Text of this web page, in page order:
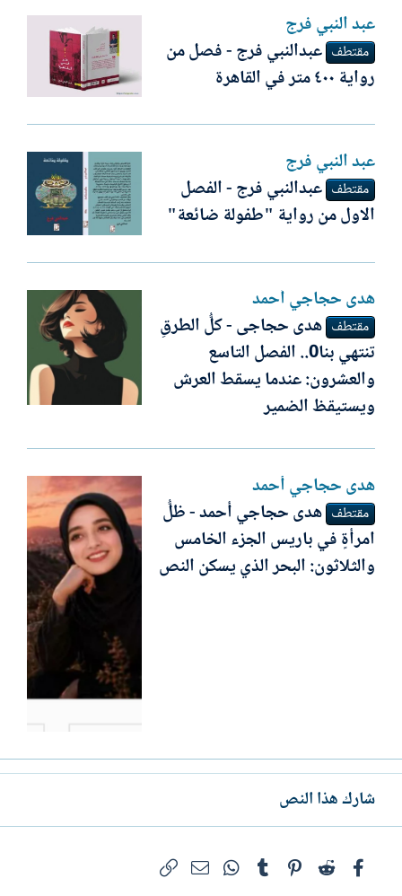
عبد النبي فرج
مقتطف عبدالنبي فرج - فصل من
رواية ٤٠٠ متر في القاهرة
عبد النبي فرج
مقتطف عبدالنبي فرج - الفصل
الاول من رواية "طفولة ضائعة"
ھدى حجاجي أحمد
مقتطف هدى حجاجى - كلُّ الطرقِ
تنتهي بنا0.. الفصل التاسع
والعشرون: عندما يسقط العرش
ويستيقظ الضمير
ھدى حجاجي أحمد
مقتطف ھدى حجاجي أحمد - ظلُّ
امرأةٍ في باريس الجزء الخامس
والثلاثون: البحر الذي يسكن النص
شارك هذا النص
فيسبوكReddit
Pinterest
Tumblr
WhatsAppالبريد الإلكتروني